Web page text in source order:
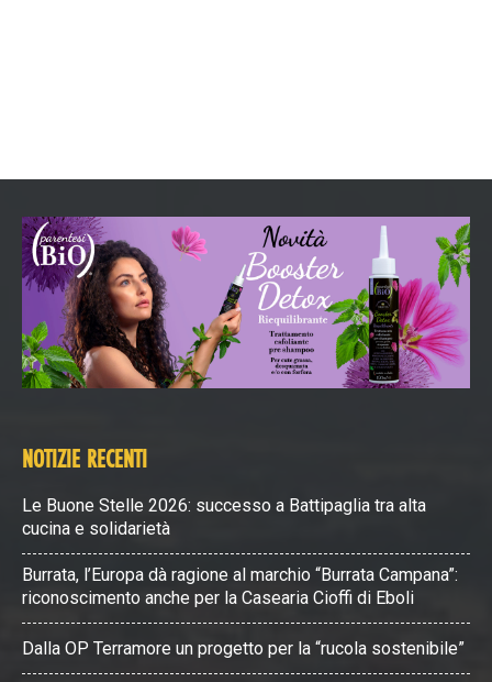
NOTIZIE RECENTI
Le Buone Stelle 2026: successo a Battipaglia tra alta
cucina e solidarietà
Burrata, l’Europa dà ragione al marchio “Burrata Campana”:
riconoscimento anche per la Casearia Cioffi di Eboli
Dalla OP Terramore un progetto per la “rucola sostenibile”